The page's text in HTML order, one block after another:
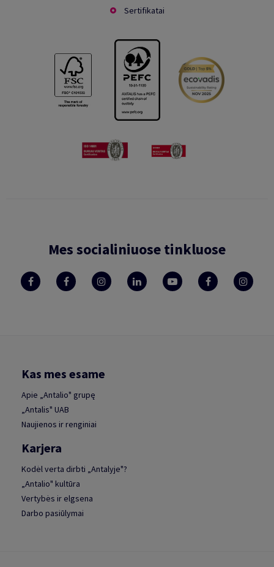
Sertifikatai
Mes socialiniuose tinkluose
Kas mes esame
Apie „Antalio" grupę
„Antalis" UAB
Naujienos ir renginiai
Karjera
Kodėl verta dirbti „Antalyje"?
„Antalio" kultūra
Vertybės ir elgsena
Darbo pasiūlymai